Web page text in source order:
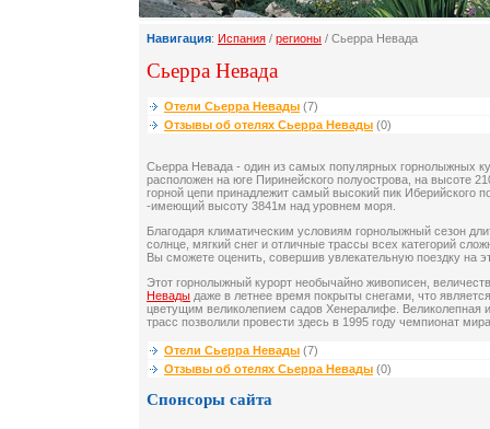
Навигация: Испания / регионы / Сьерра Невада
Сьерра Невада
Отели Сьерра Невады (7)
Отзывы об отелях Сьерра Невады (0)
Сьерра Невада - один из самых популярных горнолыжных
расположен на юге Пиринейского полуострова, на высоте
горной цепи принадлежит самый высокий пик Иберийского
-имеющий высоту 3841м над уровнем моря.
Благодаря климатическим условиям горнолыжный сезон
солнце, мягкий снег и отличные трассы всех категорий
Вы сможете оценить, совершив увлекательную поездку на
Этот горнолыжный курорт необычайно живописен,
Невады даже в летнее время покрыты снегами, что
цветущим великолепием садов Хенералифе. Великолепная
трасс позволили провести здесь в 1995 году чемпионат
Отели Сьерра Невады (7)
Отзывы об отелях Сьерра Невады (0)
Спонсоры сайта